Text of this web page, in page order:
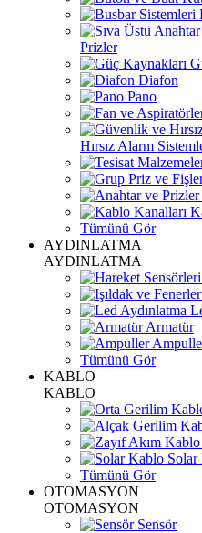
Prizler
Diafon
Pano
Hırsız Alarm
Tümünü Gör
AYDINLATMA
AYDINLATMA
Armatür
Tümünü Gör
KABLO
KABLO
Tümünü Gör
OTOMASYON
OTOMASYON
Sensör